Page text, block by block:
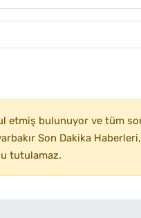
etmiş bulunuyor ve tüm
Son Dakika Haberleri,
tutulamaz.